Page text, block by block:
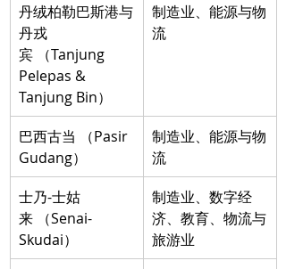
丹绒柏勒巴斯港与
丹戎
宾 （Tanjung
Pelepas &
Tanjung Bin）
制造业、能源与物
流
巴西古当 （Pasir
Gudang）
制造业、能源与物
流
士乃-士姑
来 （Senai-
Skudai）
制造业、数字经
济、教育、物流与
旅游业